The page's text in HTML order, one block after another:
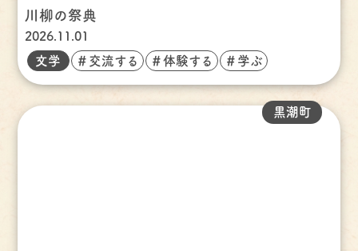
川柳の祭典
2026.11.01
文学 ＃交流する ＃体験する ＃学ぶ
黒潮町